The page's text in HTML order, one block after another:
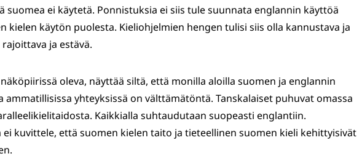
suomea ei käytetä. Ponnistuksia ei siis tule suunnata englannin käyttöä
kielen käytön puolesta. Kieliohjelmien hengen tulisi siis olla kannustava ja
ja estävä.
oleva, näyttää siltä, että monilla aloilla suomen ja englannin
yhteyksissä on välttämätöntä. Tanskalaiset puhuvat omassa
Kaikkialla suhtaudutaan suopeasti englantiin.
ei kuvittele, että suomen kielen taito ja tieteellinen suomen kieli kehittyisivät